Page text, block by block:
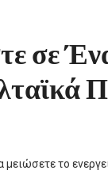
σε
το